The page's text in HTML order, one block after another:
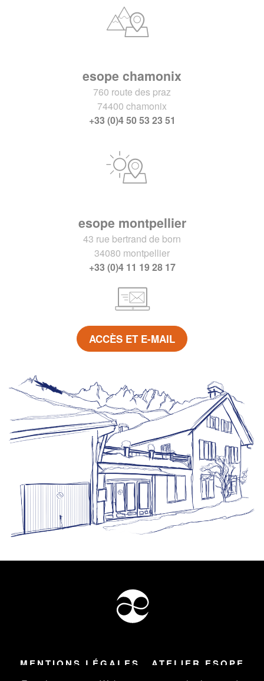
esope chamonix
760 route des praz
74400 chamonix
+33 (0)4 50 53 23 51
esope montpellier
43 rue bertrand de born
34080 montpellier
+33 (0)4 11 19 28 17
ACCÈS ET E-MAIL
MENTIONS LÉGALES ATELIER ESOPE